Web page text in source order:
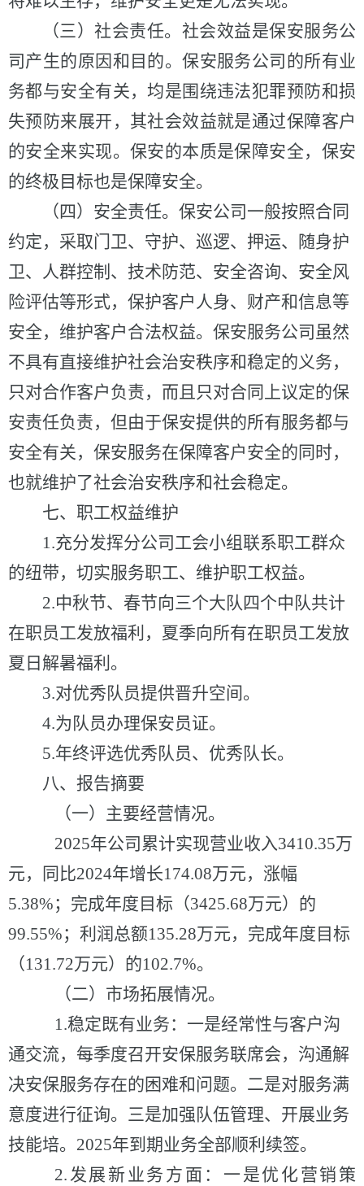
（三）社会责任。 社会效益是保安服务公
司产生的原因和目的。保安服务公司的所有业
务都与安全有关，均是围绕违法犯罪预防和损
失预防来展开，其社会效益就是通过保障客户
的安全来实现。保安的本质是保障安全，保安
的终极目标也是保障安全。
（四）安全责任。 保安公司一般按照合同
约定，采取门卫、守护、巡逻、押运、随身护
卫、人群控制、技术防范、安全咨询、安全风
险评估等形式，保护客户人身、财产和信息等
安全，维护客户合法权益。保安服务公司虽然
不具有直接维护社会治安秩序和稳定的义务，
只对合作客户负责，而且只对合同上议定的保
安责任负责，但由于保安提供的所有服务都与
安全有关，保安服务在保障客户安全的同时，
也就维护了社会治安秩序和社会稳定。
七、职工权益维护
1.充分发挥分公司工会小组联系职工群众
的纽带，切实服务职工、维护职工权益。
2.中秋节、春节向三个大队四个中队共计
在职员工发放福利，夏季向所有在职员工发放
夏日解暑福利。
3.对优秀队员提供晋升空间。
4.为队员办理保安员证。
5.年终评选优秀队员、优秀队长。
八、报告摘要
（一）主要经营情况。
2025年公司累计实现营业收入3410.35万
元，同比2024年增长174.08万元，涨幅
5.38%；完成年度目标（3425.68万元）的
99.55%；利润总额135.28万元，完成年度目标
（131.72万元）的102.7%。
（二）市场拓展情况。
1.稳定既有业务： 一是经常性与客户沟
通交流，每季度召开安保服务联席会，沟通解
决安保服务存在的困难和问题。二是对服务满
意度进行征询。三是加强 队伍管理、 开展业务
技能培。 2025年到期业务全部顺利续签。
2. 发展新业务方面： 一是优化营销策